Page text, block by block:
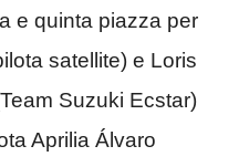
e quinta piazza per
satellite) e Loris
Suzuki Ecstar)
Aprilia Álvaro